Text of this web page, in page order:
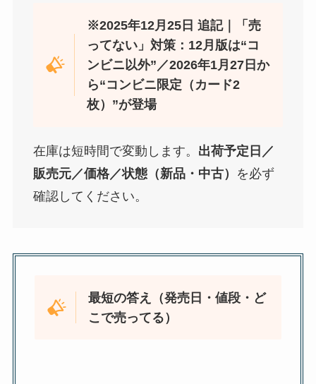
※2025年12月25日 追記｜「売
ってない」対策：12月版は“コ
ンビニ以外”／2026年1月27日か
ら“コンビニ限定（カード2
枚）”が登場
在庫は短時間で変動します。 出荷予定日／
販売元／価格／状態（新品・中古）
を必ず
確認してください。
最短の答え（発売日・値段・ど
こで売ってる）